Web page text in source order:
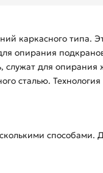
каркасного типа.
опирания
служат для опирания
сталью. Технология
способами.